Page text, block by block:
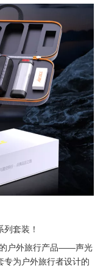
套装！
的户外旅行产品——声光
专为户外旅行者设计的